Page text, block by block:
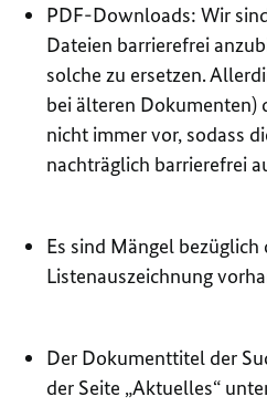
PDF-Downloads: Wir
Dateien barrierefrei
solche zu ersetzen.
bei älteren Dokumenten)
nicht immer vor, sodass
nachträglich barrierefrei
Es sind Mängel
Listenauszeichnung
Der Dokumenttitel der
der Seite „Aktuelles“